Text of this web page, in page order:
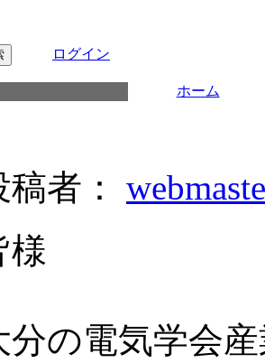
ログイン
ホーム
稿者：
様
分の電気学会